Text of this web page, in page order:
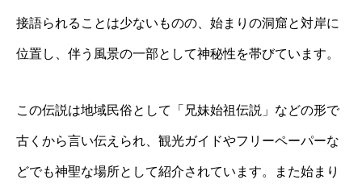
接語られることは少ないものの、始まりの洞窟と対岸に
位置し、伴う風景の一部として神秘性を帯びています。
この伝説は地域民俗として「兄妹始祖伝説」などの形で
古くから言い伝えられ、観光ガイドやフリーペーパーな
どでも神聖な場所として紹介されています。また始まり